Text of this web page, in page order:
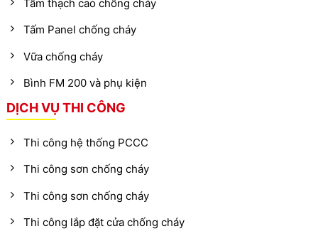
Tấm thạch cao chống cháy
Tấm Panel chống cháy
Vữa chống cháy
Bình FM 200 và phụ kiện
DỊCH VỤ THI CÔNG
Thi công hệ thống PCCC
Thi công sơn chống cháy
Thi công sơn chống cháy
Thi công lắp đặt cửa chống cháy